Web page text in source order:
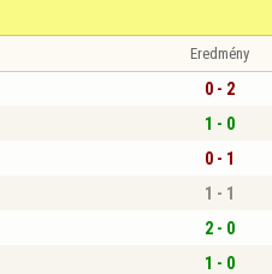
Eredmény
0 - 2
1 - 0
0 - 1
1 - 1
2 - 0
1 - 0